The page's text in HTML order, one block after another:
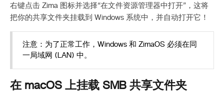
右键点击 Zima 图标并选择“在文件资源管理器中打开”，这将
把你的共享文件夹挂载到 Windows 系统中，并自动打开它！
注意：为了正常工作，Windows 和 ZimaOS 必须在同
一局域网 (LAN) 中。
在 macOS 上挂载 SMB 共享文件夹